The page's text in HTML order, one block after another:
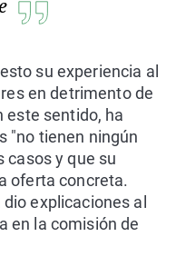
su experiencia al
en detrimento de
este sentido, ha
"no tienen ningún
casos y que su
oferta concreta.
explicaciones al
en la comisión de